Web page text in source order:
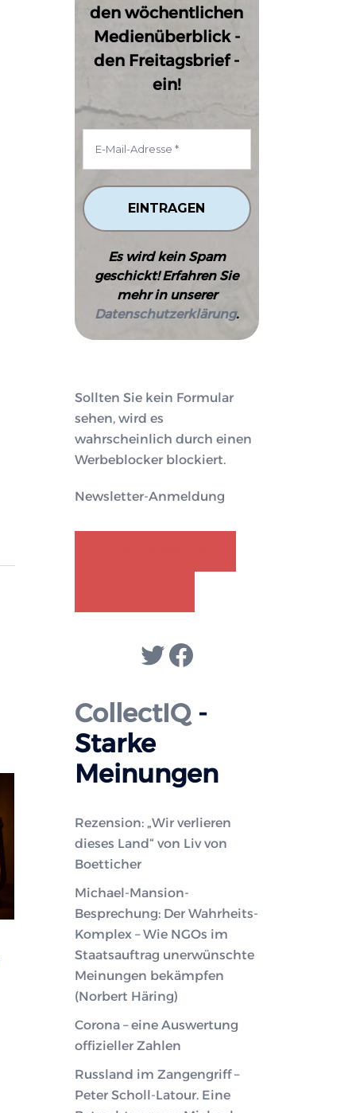
den wöchentlichen
Medienüberblick -
den Freitagsbrief -
ein!
Es wird kein Spam
geschickt! Erfahren Sie
mehr in unserer
Datenschutzerklärung.
Sollten Sie kein Formular
sehen, wird es
wahrscheinlich durch einen
Werbeblocker blockiert.
Newsletter-Anmeldung
Twitter
Facebook
CollectIQ-
Starke
Meinungen
Rezension: „Wir verlieren
dieses Land“ von Liv von
Boetticher
Michael-Mansion-
Besprechung: Der Wahrheits-
Komplex – Wie NGOs im
Staatsauftrag unerwünschte
Meinungen bekämpfen
(Norbert Häring)
Corona – eine Auswertung
offizieller Zahlen
Russland im Zangengriff –
Peter Scholl-Latour. Eine